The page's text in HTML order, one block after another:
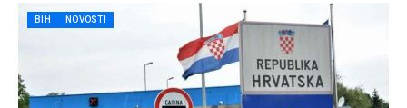
BIH NOVOSTI